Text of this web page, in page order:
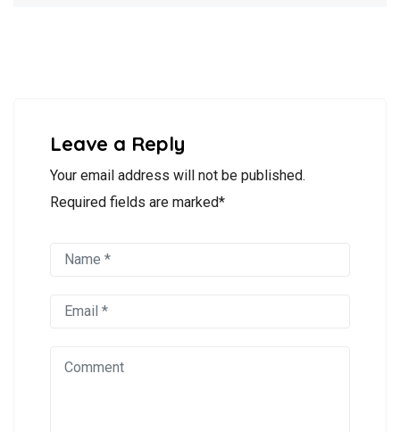
Leave a Reply
Your email address will not be published.
Required fields are marked*